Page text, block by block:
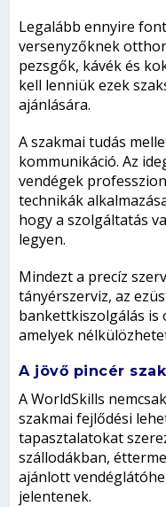
Legalább ennyire
versenyzőknek
pezsgők, kávék és
kell lenniük ezek
ajánlására.
A szakmai tudás
kommunikáció. Az
vendégek
technikák
hogy a szolgáltatás
legyen.
Mindezt a precíz
tányérszerviz, az
bankettkiszolgálás is
amelyek
A jövő pincér
A WorldSkills
szakmai fejlődési
tapasztalatokat
szállodákban,
ajánlott
jelentenek.